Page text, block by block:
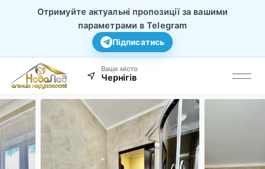
Отримуйте актуальні пропозиції за вашими
параметрами в Telegram
Підписатись
Ваше місто
Чернігів